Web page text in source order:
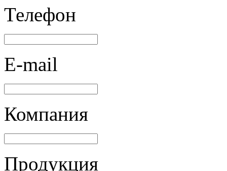
Телефон
E-mail
Компания
Продукция